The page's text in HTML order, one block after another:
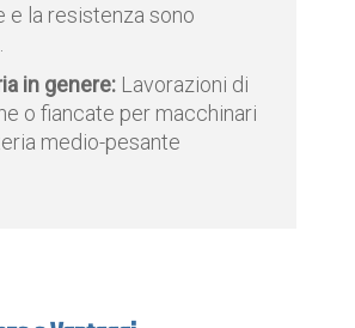
e la resistenza sono
in genere: Lavorazioni di
o fiancate per macchinari
medio-pesante